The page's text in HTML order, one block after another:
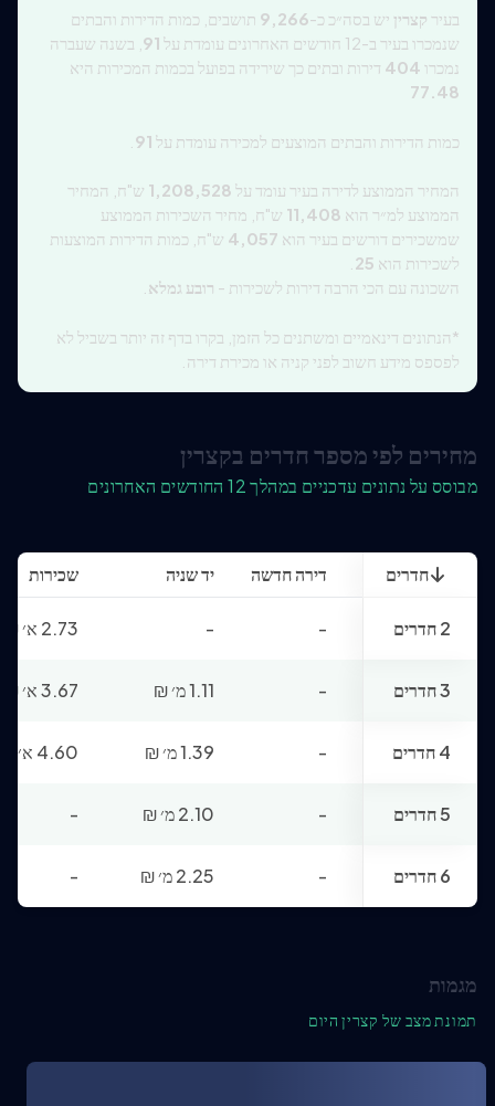
בעיר קצרין יש בסה״כ כ-9,266 תושבים, כמות הדירות והבתים
שנמכרו בעיר ב-12 חודשים האחרונים עומדת על
91 , בשנה שעברה
נמכרו 404 דירות ובתים כך שירידה בפועל בכמות המכירות היא
77.48
כמות הדירות והבתים המוצעים למכירה עומדת על 91
המחיר הממוצע לדירה בעיר עומד על 1,208,528 ש"ח, המחיר
הממוצע למ״ר הוא 11,408 ש"ח, מחיר השכירות הממוצע
שמשכירים דורשים בעיר הוא 4,057 ש"ח, כמות הדירות המוצעות
לשכירות הוא 25
השכונה עם הכי הרבה דירות לשכירות - רובע גמלא
*הנתונים דינאמיים ומשתנים כל הזמן, בקרו בדף זה יותר בשביל לא
לפספס מידע חשוב לפני קניה או מכירת דירה.
מחירים לפי מספר חדרים בקצרין
מבוסס על נתונים עדכניים במהלך 12 החודשים האחרונים
חדרים דירה חדשה יד שניה שכירות
2 חדרים -
- 2.73 א׳ ₪
3 חדרים - 1.11 מ׳ ₪ 3.67 א׳ ₪
4 חדרים - 1.39 מ׳ ₪ 4.60 א׳
5 חדרים - 2.10 מ׳ ₪
-
6 חדרים - 2.25 מ׳ ₪
-
מגמות
תמונת מצב של קצרין היום